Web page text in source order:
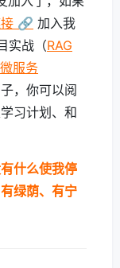
🔗 加入我
实战（RAG
微服务
，你可以阅
习计划、和
什么使我停
绿荫、有宁